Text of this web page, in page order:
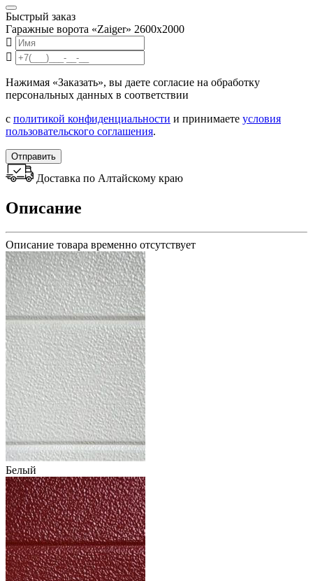
Быстрый заказ
Гаражные ворота «Zaiger» 2600х2000
Нажимая «Заказать», вы даете согласие на обработку
персональных данных в соответствии
с политикой конфиденциальности и принимаете условия
пользовательского соглашения.
Отправить
Доставка по Алтайскому краю
Описание
Описание товара временно отсутствует
Белый